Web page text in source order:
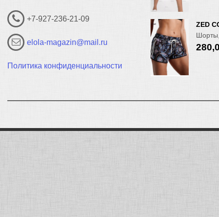
+7-927-236-21-09
elola-magazin@mail.ru
Политика конфиденциальности
ZED